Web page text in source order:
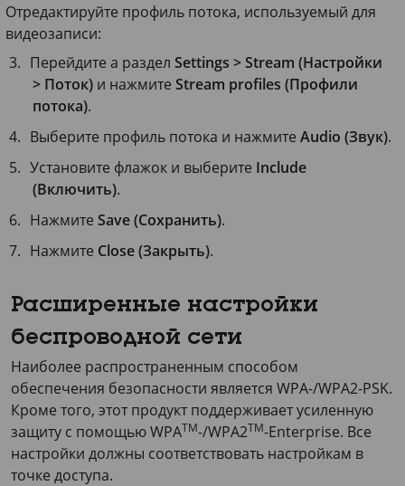
Отредактируйте профиль потока, используемый для
видеозаписи:
Перейдите а разделSettings > Stream (Настройки
> Поток) и нажмите Stream profiles (Профили
потока).
Выберите профиль потока и нажмитеAudio (Звук).
Установите флажок и выберите Include
(Включить).
НажмитеSave (Сохранить).
Нажмите Close (Закрыть).
Расширенные настройки
беспроводной сети
Наиболее распространенным способом
обеспечения безопасности является WPA-/WPA2-PSK.
Кроме того, этот продукт поддерживает усиленную
защиту с помощью WPATM-/WPA2TM-Enterprise. Все
настройки должны соответствовать настройкам в
точке доступа.